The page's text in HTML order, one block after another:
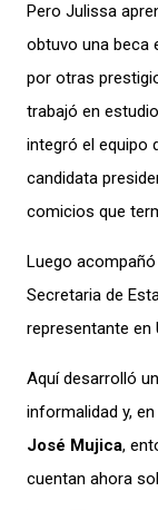
Pero Julissa
obtuvo una beca
por otras
trabajó en
integró el equipo
candidata
comicios que
Luego
Secretaria de
representante en
Aquí desarrolló
informalidad y,
José Mujica,
cuentan ahora